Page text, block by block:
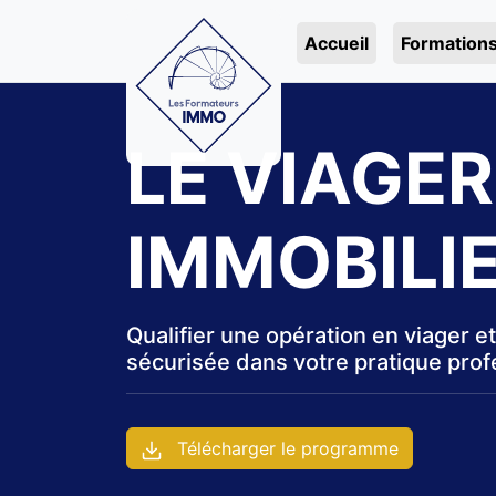
Accueil
LE VIAGER
Qualifier une opération en viager
sécurisée dans votre pratique
Télécharger le programme